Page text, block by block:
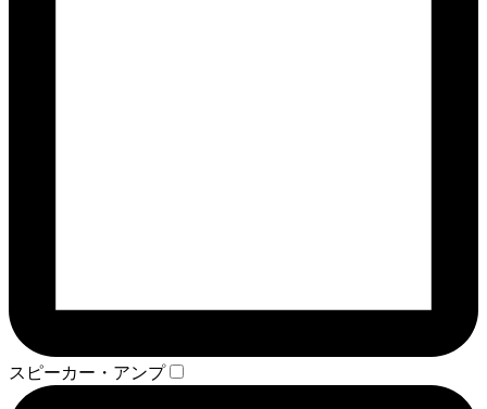
スピーカー・アンプ